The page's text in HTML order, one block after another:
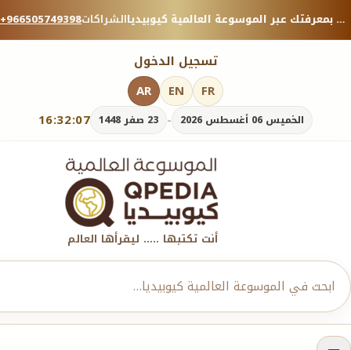
+966505749398الشراكات منصة معرفية موثوقة — شارك بمعرفتك عبر الموسوعة العالمية كيوبيديا.
تسجيل الدخول
16:32:07 الخميس 06 أغسطس 2026 - 23 صفر 1448
AR EN FR
أنت تكتبها ..... ليقرأها العالم